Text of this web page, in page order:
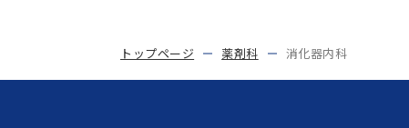
トップページ 薬剤科 消化器内科